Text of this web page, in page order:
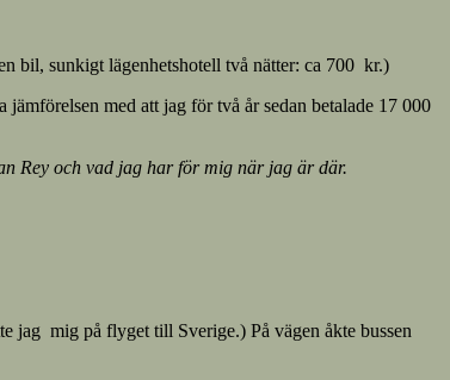
bil, sunkigt lägenhetshotell två nätter: ca 700 kr.)
med att jag för två år sedan betalade 17 000
Rey och vad jag har för mig när jag är där.
jag mig på flyget till Sverige.) På vägen åkte bussen